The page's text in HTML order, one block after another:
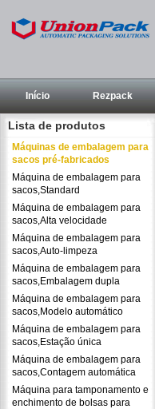
Início Rezpack
Lista de produtos
Máquinas de embalagem para
sacos pré-fabricados
Máquina de embalagem para
sacos,Standard
Máquina de embalagem para
sacos,Alta velocidade
Máquina de embalagem para
sacos,Auto-limpeza
Máquina de embalagem para
sacos,Embalagem dupla
Máquina de embalagem para
sacos,Modelo automático
Máquina de embalagem para
sacos,Estação única
Máquina de embalagem para
sacos,Contagem automática
Máquina para tamponamento e
enchimento de bolsas para